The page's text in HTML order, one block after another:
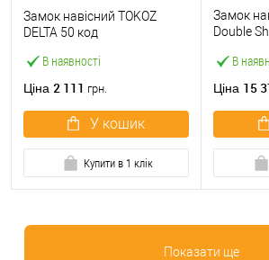
В наявності
Замок навісний TOKOZ
DELTA 50 код
Ціна 2 111 грн.
У кошик
Купити в 1 клік
В
Замок
Double
Ціна 15
Показати ще